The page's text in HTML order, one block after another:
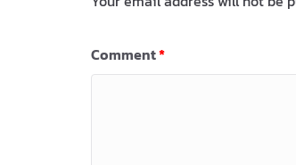
Comment*